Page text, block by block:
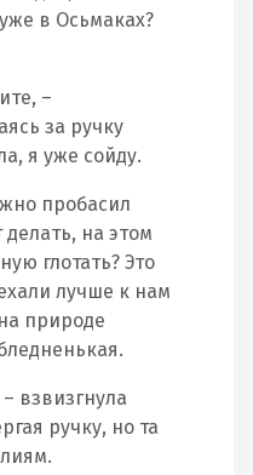
в Осьмаках?
–
за ручку
я уже сойду.
пробасил
делать, на этом
глотать? Это
лучше к нам
природе
взвизгнула
ручку, но та